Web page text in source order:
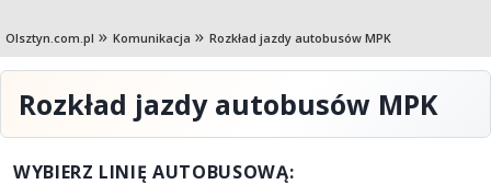
Olsztyn.com.pl Komunikacja Rozkład jazdy autobusów MPK
Rozkład jazdy autobusów MPK
WYBIERZ LINIĘ AUTOBUSOWĄ: